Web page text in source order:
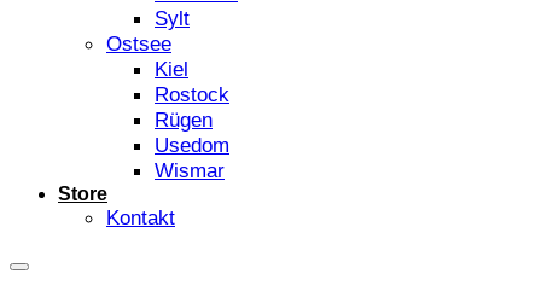
Sylt
Ostsee
Kiel
Rostock
Rügen
Usedom
Wismar
Store
Kontakt